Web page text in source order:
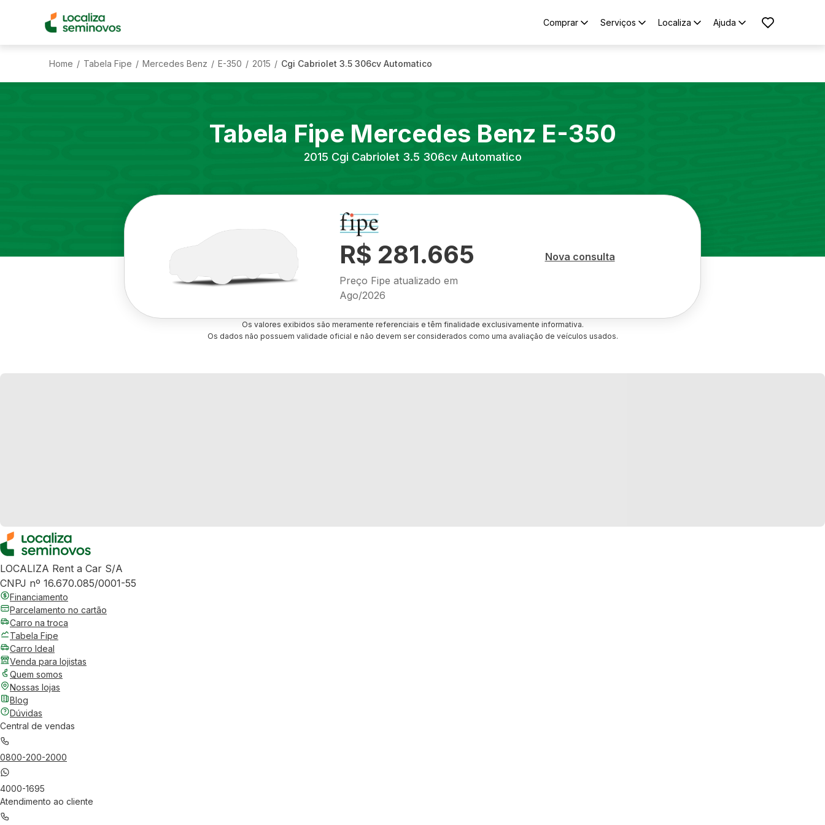
Comprar Serviços Localiza Ajuda
Home / Tabela Fipe / Mercedes Benz / E-350 / 2015 / Cgi Cabriolet 3.5 306cv Automatico
Tabela Fipe Mercedes Benz E-350
2015 Cgi Cabriolet 3.5 306cv Automatico
R$ 281.665
Preço Fipe atualizado em
Ago/2026
Nova consulta
Os valores exibidos são meramente referenciais e têm finalidade exclusivamente informativa.
Os dados não possuem validade oficial e não devem ser considerados como uma avaliação de veículos usados.
LOCALIZA Rent a Car S/A
CNPJ nº 16.670.085/0001-55
Financiamento
Parcelamento no cartão
Carro na troca
Tabela Fipe
Carro Ideal
Venda para lojistas
Quem somos
Nossas lojas
Blog
Dúvidas
Central de vendas
0800-200-2000
4000-1695
Atendimento ao cliente